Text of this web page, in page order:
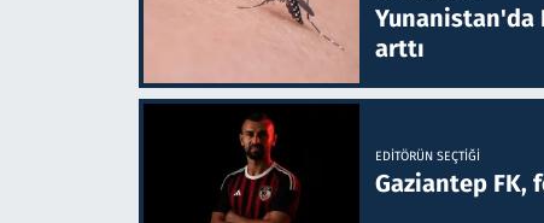
Yunanistan'da
arttı
EDITÖRÜN SEÇTIĞI
Gaziantep FK,